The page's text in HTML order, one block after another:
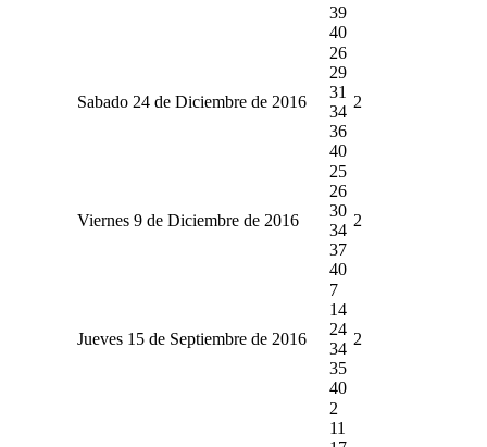
39
40
Sabado 24 de Diciembre de 2016
26
29
31
34
36
40
2
Viernes 9 de Diciembre de 2016
25
26
30
34
37
40
2
Jueves 15 de Septiembre de 2016
7
14
24
34
35
40
2
2
11